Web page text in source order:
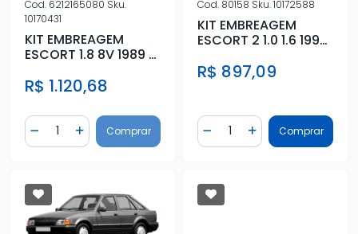
Cod. 6212165080 Sku.
10170431
KIT EMBREAGEM
ESCORT 1.8 8V 1989 A
R$ 1.120,68
Diminuir Quantidade
Quantidade
Adicionar Quantidade
Comprar
Cod. 80158 Sku.10172588
KIT EMBREAGEM
ESCORT 2 1.0 1.6 1992
ROLAMENTO
R$ 897,09
Diminuir Quantidade
Quantidade
AdicionarComprar